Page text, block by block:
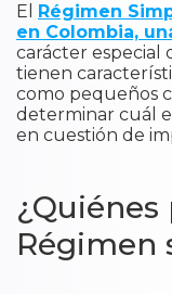
El Régimen
en Colombia,
carácter especial
tienen
como pequeños
determinar cuál
en cuestión de
Régimen